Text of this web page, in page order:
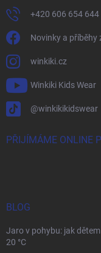
+420 606 654 644
Novinky a příběhy
winkiki.cz
Winkiki Kids Wear
@winkikikidswear
PŘIJÍMÁME ONLINE
BLOG
Jaro v pohybu: jak
20 °C